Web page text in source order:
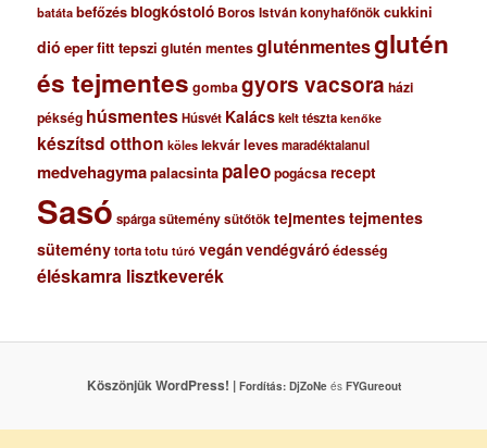
batáta befőzésblogkóstoló Boros István konyhafőnökcukkini
dió eperfitt tepszi glutén mentesgluténmentesglutén
és tejmentes gombagyors vacsora házi
pékség húsmentesHúsvét Kalácskelt tészta kenőke
készítsd otthon köles lekvárlevesmaradéktalanul
medvehagymapalacsinta paleopogácsarecept
Sasó spárgasüteménysütőtöktejmentestejmentes
süteménytorta totu túró vegánvendégváróédesség
éléskamra lisztkeverék
Köszönjük WordPress! | Fordítás: DjZoNeés FYGureout